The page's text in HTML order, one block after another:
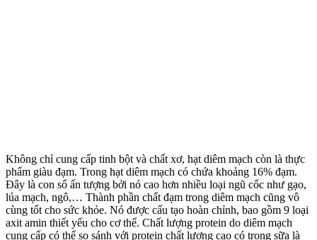
Không chỉ cung cấp tinh bột và chất xơ, hạt diêm mạch còn là thực
phẩm giàu đạm. Trong hạt diêm mạch có chứa khoảng 16% đạm.
Đây là con số ấn tượng bởi nó cao hơn nhiều loại ngũ cốc như gạo,
lúa mạch, ngô,… Thành phần chất đạm trong diêm mạch cũng vô
cùng tốt cho sức khỏe. Nó được cấu tạo hoàn chỉnh, bao gồm 9 loại
axit amin thiết yếu cho cơ thể. Chất lượng protein do diêm mạch
cung cấp có thể so sánh với protein chất lượng cao có trong sữa là